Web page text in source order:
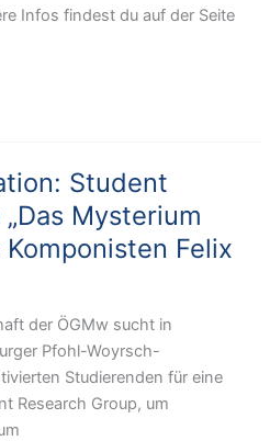
Infos findest du auf der Seite
Student
Mysterium
Komponisten Felix
der ÖGMw sucht in
Pfohl-Woyrsch-
Studierenden für eine
Research Group, um